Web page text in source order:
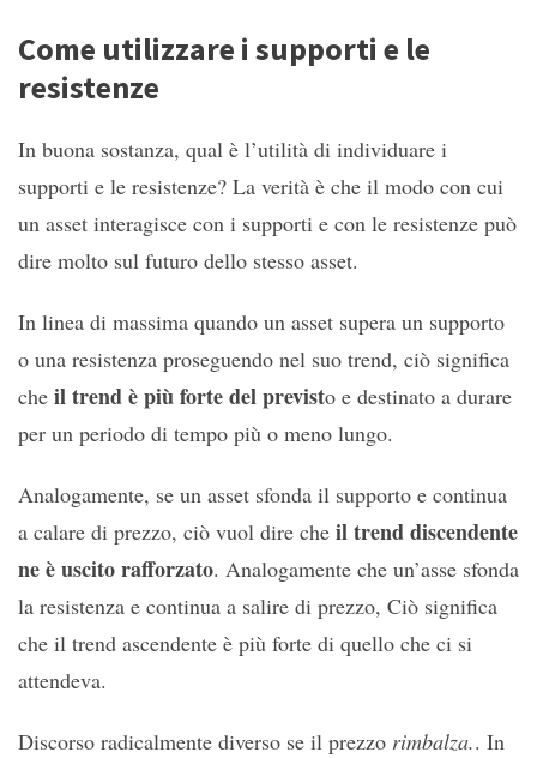
Come utilizzare i supporti e le
resistenze
In buona sostanza, qual è l’utilità di individuare i
supporti e le resistenze? La verità è che il modo con cui
un asset interagisce con i supporti e con le resistenze può
dire molto sul futuro dello stesso asset.
In linea di massima quando un asset supera un supporto
o una resistenza proseguendo nel suo trend, ciò significa
che il trend è più forte del previsto e destinato a durare
per un periodo di tempo più o meno lungo.
Analogamente, se un asset sfonda il supporto e continua
a calare di prezzo, ciò vuol dire che il trend discendente
ne è uscito rafforzato. Analogamente che un’asse sfonda
la resistenza e continua a salire di prezzo, Ciò significa
che il trend ascendente è più forte di quello che ci si
attendeva.
Discorso radicalmente diverso se il prezzo rimbalza.. In